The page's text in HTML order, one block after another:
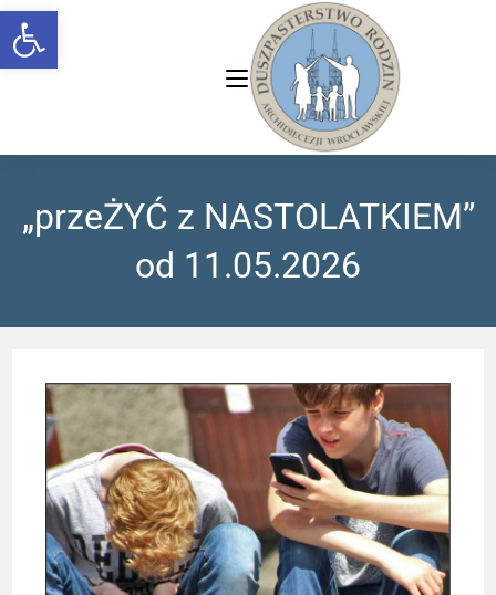
Open toolbar
„przeŻYĆ z NASTOLATKIEM”
od 11.05.2026